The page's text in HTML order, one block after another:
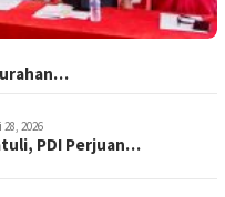
2026
PDI Perjuan…